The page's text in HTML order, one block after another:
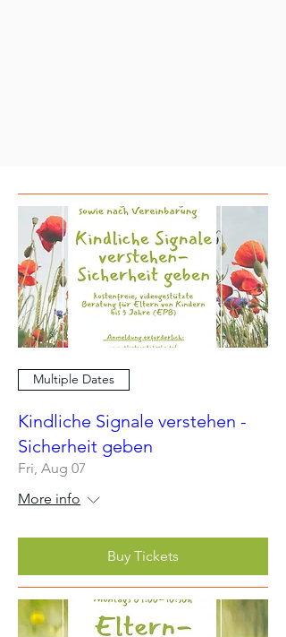
Multiple Dates
Kindliche Signale verstehen -
Sicherheit geben
Fri, Aug 07
More info
Buy Tickets